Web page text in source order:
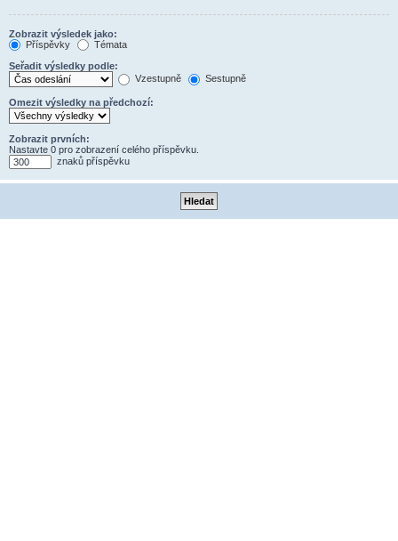
Zobrazit výsledek jako:
Příspěvky
Témata
Seřadit výsledky podle:
Vzestupně
Sestupně
Omezit výsledky na předchozí:
Zobrazit prvních:
Nastavte 0 pro zobrazení celého příspěvku.
znaků příspěvku